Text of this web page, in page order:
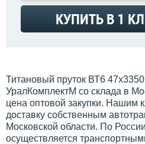
КУПИТЬ В 1
Титановый пруток ВТ6
УралКомплектМ со склада в
цена оптовой закупки. Нашим
доставку собственным
Московской области. По
осуществляется